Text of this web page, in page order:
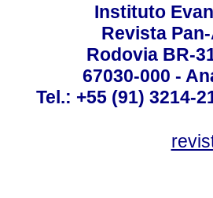
Instituto
Revista
Rodovia BR-
67030-000 -
Tel.: +55 (91) 3214-